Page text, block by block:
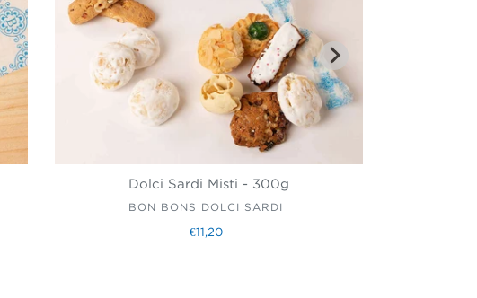
Dolci Sardi Misti - 300g
VENDITORE
BON BONS DOLCI SARDI
Prezzo
€11,20